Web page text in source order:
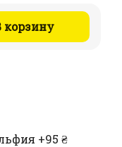
корзину
+95 ₴